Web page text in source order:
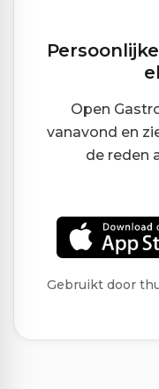
Open
vanavond en
de reden
Gebruikt door